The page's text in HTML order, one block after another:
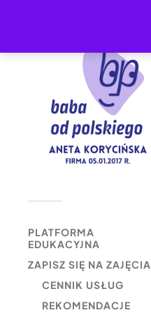
PLATFORMA
EDUKACYJNA
ZAPISZ SIĘ NA ZAJĘCIA
CENNIK USŁUG
REKOMENDACJE